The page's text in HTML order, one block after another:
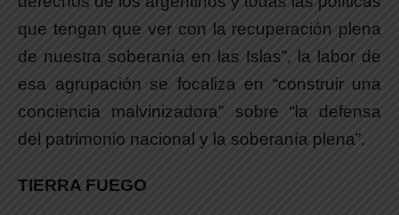
que tengan que ver con la recuperación plena
de nuestra soberanía en las Islas”, la labor de
esa agrupación se focaliza en “construir una
conciencia malvinizadora” sobre “la defensa
del patrimonio nacional y la soberanía plena”.
TIERRA FUEGO